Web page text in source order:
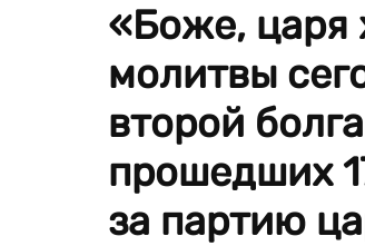
«Боже, царя
молитвы
второй
прошедших
за партию